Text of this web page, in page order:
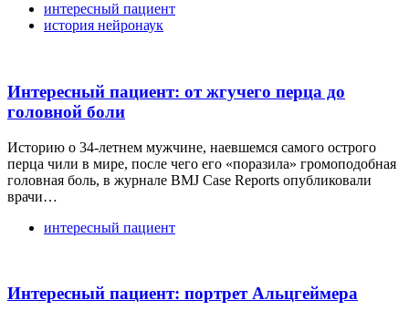
интересный пациент
история нейронаук
Интересный пациент: от жгучего перца до
головной боли
Историю о 34-летнем мужчине, наевшемся самого острого
перца чили в мире, после чего его «поразила» громоподобная
головная боль, в журнале BMJ Case Reports опубликовали
врачи…
интересный пациент
Интересный пациент: портрет Альцгеймера